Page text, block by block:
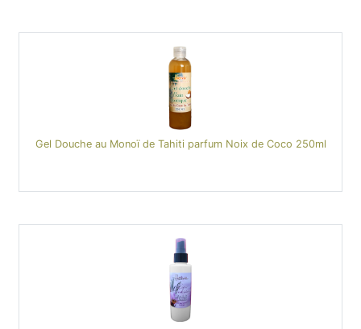
Gel Douche au Monoï de Tahiti parfum Noix de Coco 250ml